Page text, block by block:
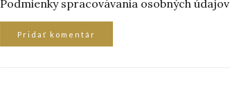
Podmienky spracovávania osobných údajov